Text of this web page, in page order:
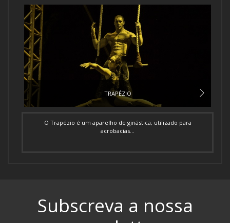
TRAPÉZIO
O Trapézio é um aparelho de ginástica, utilizado para
acrobacias...
Subscreva a nossa